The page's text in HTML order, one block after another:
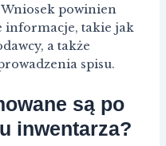
Wniosek powinien
informacje, takie jak
a także
spisu.
są po
inwentarza?